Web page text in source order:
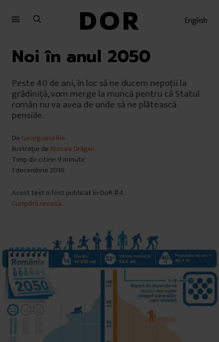
English
Noi în anul 2050
Peste 40 de ani, în loc să ne ducem nepoții la
grădiniță, vom merge la muncă pentru că Statul
român nu va avea de unde să ne plătească
pensiile.
De Georgiana Ilie
Ilustrație de Mircea Drăgoi
Timp de citire: 9 minute
1 decembrie 2010
Acest text a fost publicat în DoR #4.
Cumpără revista